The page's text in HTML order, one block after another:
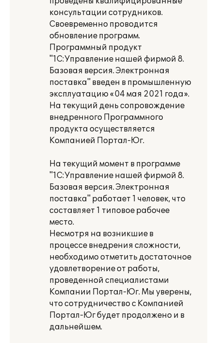
консультации сотрудников.
Своевременно проводится
обновление программ.
Программный продукт
"1С:Управление нашей фирмой 8.
Базовая версия. Электронная
поставка" введен в промышленную
эксплуатацию «04 мая 2021 года».
На текущий день сопровождение
внедренного Программного
продукта осуществляется
Компанией Портал-Юг.
На текущий момент в программе
"1С:Управление нашей фирмой 8.
Базовая версия. Электронная
поставка" работает 1 человек, что
составляет 1 типовое рабочее
место.
Несмотря на возникшие в
процессе внедрения сложности,
необходимо отметить достаточное
удовлетворение от работы,
проведенной специалистами
Компании Портал-Юг. Мы уверены,
что сотрудничество с Компанией
Портал-Юг будет продолжено и в
дальнейшем.